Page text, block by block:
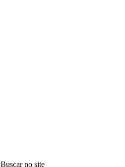
Buscar no site